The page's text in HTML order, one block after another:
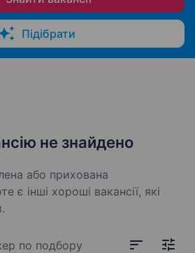
Підібрати
не знайдено
або прихована
є інші хороші вакансії, які
по подбору